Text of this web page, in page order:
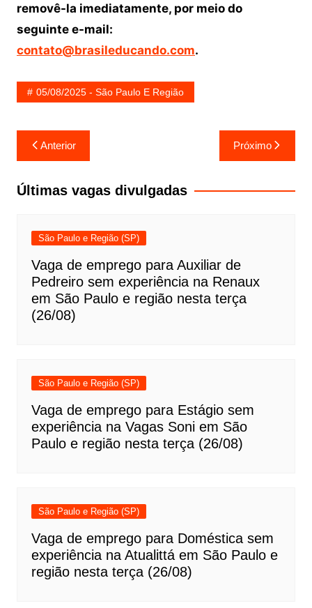
removê-la imediatamente, por meio do
seguinte e-mail:
contato@brasileducando.com.
05/08/2025 - São Paulo E Região
Navegação
de
Post
Anterior Próximo
Últimas vagas divulgadas
São Paulo e Região (SP)
Vaga de emprego para Auxiliar de
Pedreiro sem experiência na Renaux
em São Paulo e região nesta terça
(26/08)
São Paulo e Região (SP)
Vaga de emprego para Estágio sem
experiência na Vagas Soni em São
Paulo e região nesta terça (26/08)
São Paulo e Região (SP)
Vaga de emprego para Doméstica sem
experiência na Atualittá em São Paulo e
região nesta terça (26/08)